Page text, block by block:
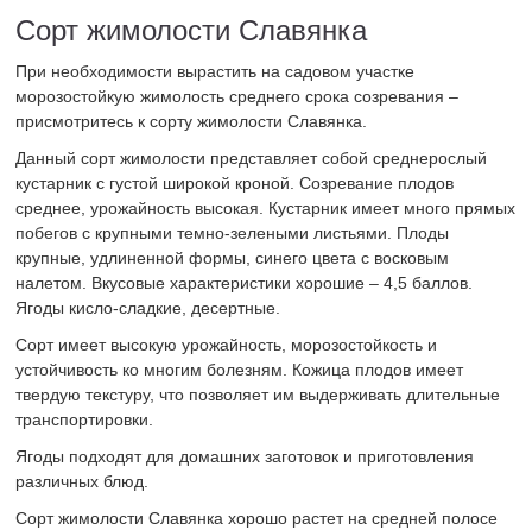
Сорт жимолости Славянка
При необходимости вырастить на садовом участке
морозостойкую жимолость среднего срока созревания –
присмотритесь к сорту жимолости Славянка.
Данный сорт жимолости представляет собой среднерослый
кустарник с густой широкой кроной. Созревание плодов
среднее, урожайность высокая. Кустарник имеет много прямых
побегов с крупными темно-зелеными листьями. Плоды
крупные, удлиненной формы, синего цвета с восковым
налетом. Вкусовые характеристики хорошие – 4,5 баллов.
Ягоды кисло-сладкие, десертные.
Сорт имеет высокую урожайность, морозостойкость и
устойчивость ко многим болезням. Кожица плодов имеет
твердую текстуру, что позволяет им выдерживать длительные
транспортировки.
Ягоды подходят для домашних заготовок и приготовления
различных блюд.
Сорт жимолости Славянка хорошо растет на средней полосе